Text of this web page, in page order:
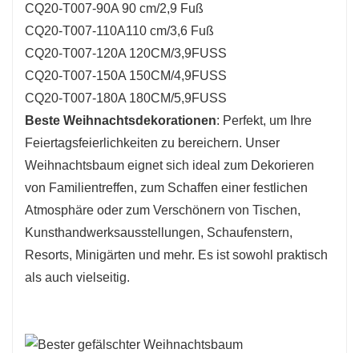
Vorschläge von Ihnen zur Verbesserung dieses
besten künstlichen Weihnachtsbaums
annehmen, wobei verschiedene
Oberflächenfarben wie Schnee/Eis zur
Änderung verfügbar sind.
4.Anpassbares komplettes
Erscheinungsbild:
Hunderte vollständiger Astspitzen, die für ein
Lieblingsornamenten und Kränzen schmücken
lassen. Die reichhaltigen Verzweigungsspitzen
Atmosphäre zu schaffen.
CQ20-T007-90A 90 cm/2,9 Fuß
CQ20-T007-110A110 cm/3,6 Fuß
CQ20-T007-120A 120CM/3,9FUSS
CQ20-T007-150A 150CM/4,9FUSS
CQ20-T007-180A 180CM/5,9FUSS
Beste Weihnachtsdekorationen: Perfekt, um Ihre
Feiertagsfeierlichkeiten zu bereichern. Unser
Weihnachtsbaum eignet sich ideal zum Dekorieren
von Familientreffen, zum Schaffen einer festlichen
Atmosphäre oder zum Verschönern von Tischen,
Kunsthandwerksausstellungen, Schaufenstern,
Resorts, Minigärten und mehr. Es ist sowohl praktisch
als auch vielseitig.